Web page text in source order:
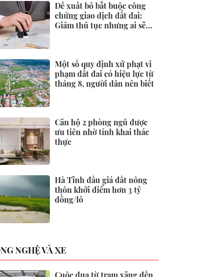
Đề xuất bỏ bắt buộc công
chứng giao dịch đất đai:
Giảm thủ tục nhưng ai sẽ
Một số quy định xử phạt vi
phạm đất đai có hiệu lực từ
tháng 8, người dân nên biết
Căn hộ 2 phòng ngủ được
ưu tiên nhờ tính khai thác
thực
Hà Tĩnh đấu giá đất nông
thôn khởi điểm hơn 3 tỷ
đồng/lô
NGHỆ VÀ XE
Cuộc đua từ trạm xăng đến